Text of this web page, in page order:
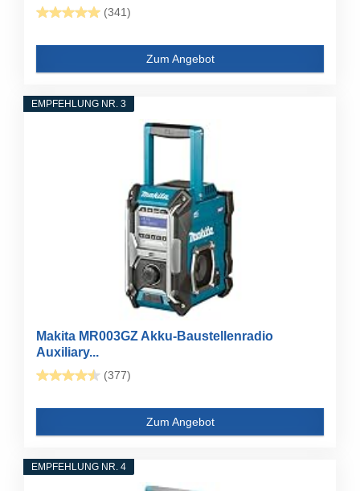
(341)
Zum Angebot
EMPFEHLUNG NR. 3
Makita MR003GZ Akku-Baustellenradio
Auxiliary...
(377)
Zum Angebot
EMPFEHLUNG NR. 4